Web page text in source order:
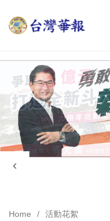
Home
活動花絮